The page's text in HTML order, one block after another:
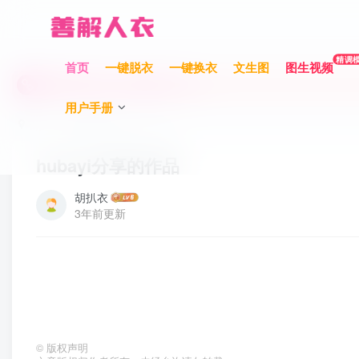
首页 一键脱衣 一键换衣 文生图 图生视频 精调
用户手册
充值限时巨惠，最高赠送700元！
充值限时巨惠，最高赠送700元！
胡扒衣
3年前更新
© 版权声明